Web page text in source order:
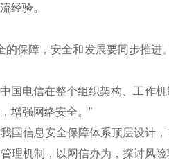
经验。
障，安全和发展要同步推进
电信在整个组织架构、工作
增强网络安全。”
信息安全保障体系顶层设计，
理机制，以网信办为，探讨风